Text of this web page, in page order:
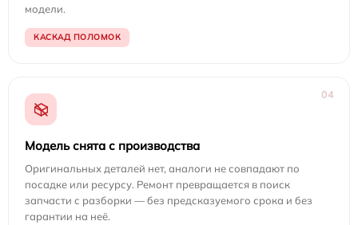
модели.
КАСКАД ПОЛОМОК
04
Модель снята с производства
Оригинальных деталей нет, аналоги не совпадают по
посадке или ресурсу. Ремонт превращается в поиск
запчасти с разборки — без предсказуемого срока и без
гарантии на неё.